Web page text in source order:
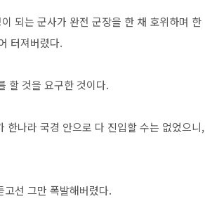
되는 군사가 완전 군장을 한 채 호위하며 한
터져버렸다.
할 것을 요구한 것이다.
한나라 국경 안으로 다 진입할 수는 없었으니,
선 그만 폭발해버렸다.